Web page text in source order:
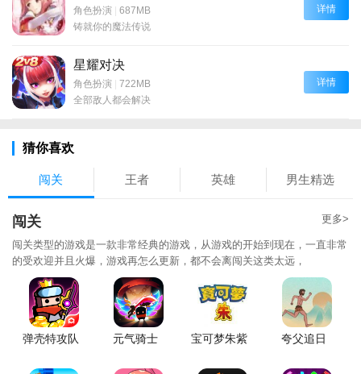
角色扮演 | 687MB
铸就你的魔法传说
详情
星耀对决
角色扮演 | 722MB
全部敌人都会解决
详情
猜你喜欢
闯关 王者 英雄 男生精选
闯关 更多>
闯关类型的游戏是一款非常经典的游戏，从游戏的开始到现在，一直非常
的受欢迎并且火爆，游戏再怎么更新，都不会离闯关这类太远，
弹壳特攻队 元气骑士 宝可梦朱紫 夸父追日